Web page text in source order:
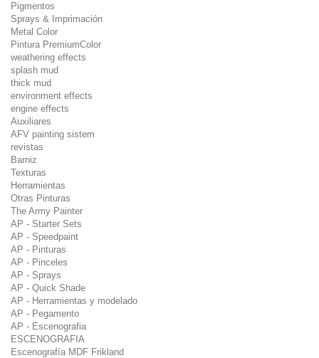
Pigmentos
Sprays & Imprimación
Metal Color
Pintura PremiumColor
weathering effects
splash mud
thick mud
environment effects
engine effects
Auxiliares
AFV painting sistem
revistas
Barniz
Texturas
Herramientas
Otras Pinturas
The Army Painter
AP - Starter Sets
AP - Speedpaint
AP - Pinturas
AP - Pinceles
AP - Sprays
AP - Quick Shade
AP - Herramientas y modelado
AP - Pegamento
AP - Escenografia
ESCENOGRAFIA
Escenografía MDF Frikland